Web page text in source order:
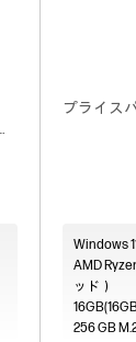
プライス
Windows
AMD
ッド）
256 GB